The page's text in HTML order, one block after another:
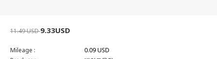
11.49 USD9.33USD
Mileage :
0.09 USD